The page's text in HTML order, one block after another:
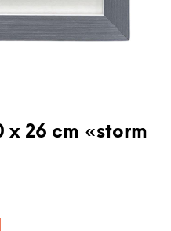
x 26 cm «storm